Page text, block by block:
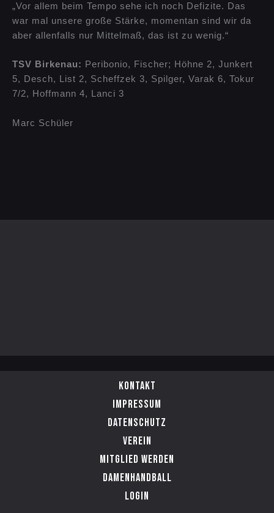
„Vor allem beim Tempo sehe ich noch Defizite. Das
war mal unsere große Stärke, momentan sind wir da
aber allenfalls nur Mittelmaß, das ist zu wenig.“
TSV Birkenau: Peribonio, Fischer; Höhne 2, Junkert
5, Desch, List 2, Scheffzek 3, Spilger, Varak 6, Tokur
7/2, Hoffmann 4, Lanci 3
Marc Schüler
Kontakt
Impressum
Datenschutz
Verein
Mitglied werden
Damenhandball
Login